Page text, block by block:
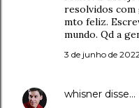
resolvidos com
mto feliz.
mundo. Qd a
3 de junho de
whisner disse…